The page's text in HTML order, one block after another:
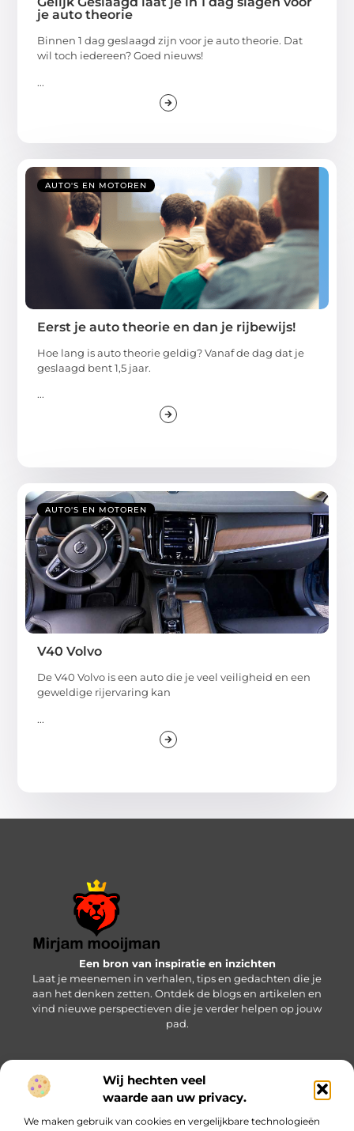
Wij hechten veel
waarde aan uw privacy.
We maken gebruik van cookies en vergelijkbare technologieën
je auto theorie
Binnen 1 dag geslaagd zijn voor je auto theorie. Dat
wil toch iedereen? Goed nieuws!
...
AUTO'S EN MOTOREN
Eerst je auto theorie en dan je rijbewijs!
Hoe lang is auto theorie geldig? Vanaf de dag dat je
geslaagd bent 1,5 jaar.
...
AUTO'S EN MOTOREN
V40 Volvo
De V40 Volvo is een auto die je veel veiligheid en een
geweldige rijervaring kan
...
Een bron van inspiratie en inzichten
Laat je meenemen in verhalen, tips en gedachten die je
aan het denken zetten. Ontdek de blogs en artikelen en
vind nieuwe perspectieven die je verder helpen op jouw
pad.
Bericht categorie